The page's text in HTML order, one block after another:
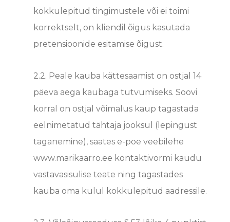
kokkulepitud tingimustele või ei toimi
korrektselt, on kliendil õigus kasutada
pretensioonide esitamise õigust.
2.2. Peale kauba kättesaamist on ostjal 14
päeva aega kaubaga tutvumiseks. Soovi
korral on ostjal võimalus kaup tagastada
eelnimetatud tähtaja jooksul (lepingust
taganemine), saates e-poe veebilehe
www.marikaarro.ee kontaktivormi kaudu
vastavasisulise teate ning tagastades
kauba oma kulul kokkulepitud aadressile.